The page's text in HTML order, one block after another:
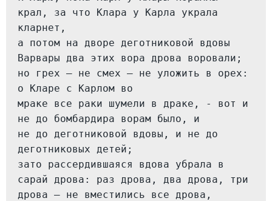
крал, за что Клара у Карла украла
кларнет,
а потом на дворе деготниковой вдовы
Варвары два этих вора дрова воровали;
но грех — не смех — не уложить в орех:
о Кларе с Карлом во
мраке все раки шумели в драке, - вот и
не до бомбардира ворам было, и
не до деготниковой вдовы, и не до
деготниковых детей;
зато рассердившаяся вдова убрала в
сарай дрова: раз дрова, два дрова, три
дрова — не вместились все дрова,